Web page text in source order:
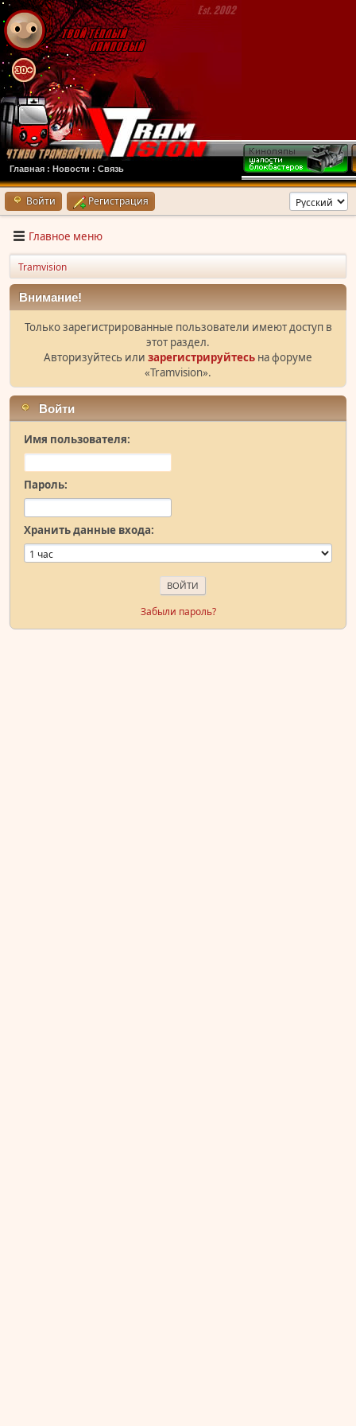
Главная : Новости : Связь
Войти Регистрация
Главное меню
Tramvision
Внимание!
Только зарегистрированные пользователи имеют доступ в
этот раздел.
Авторизуйтесь или зарегистрируйтесь на форуме
«Tramvision».
Войти
Имя пользователя:
Пароль:
Хранить данные входа:
Забыли пароль?